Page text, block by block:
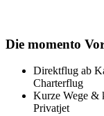
Die momento
Direktflug ab
Charterflug
Kurze Wege &
Privatjet